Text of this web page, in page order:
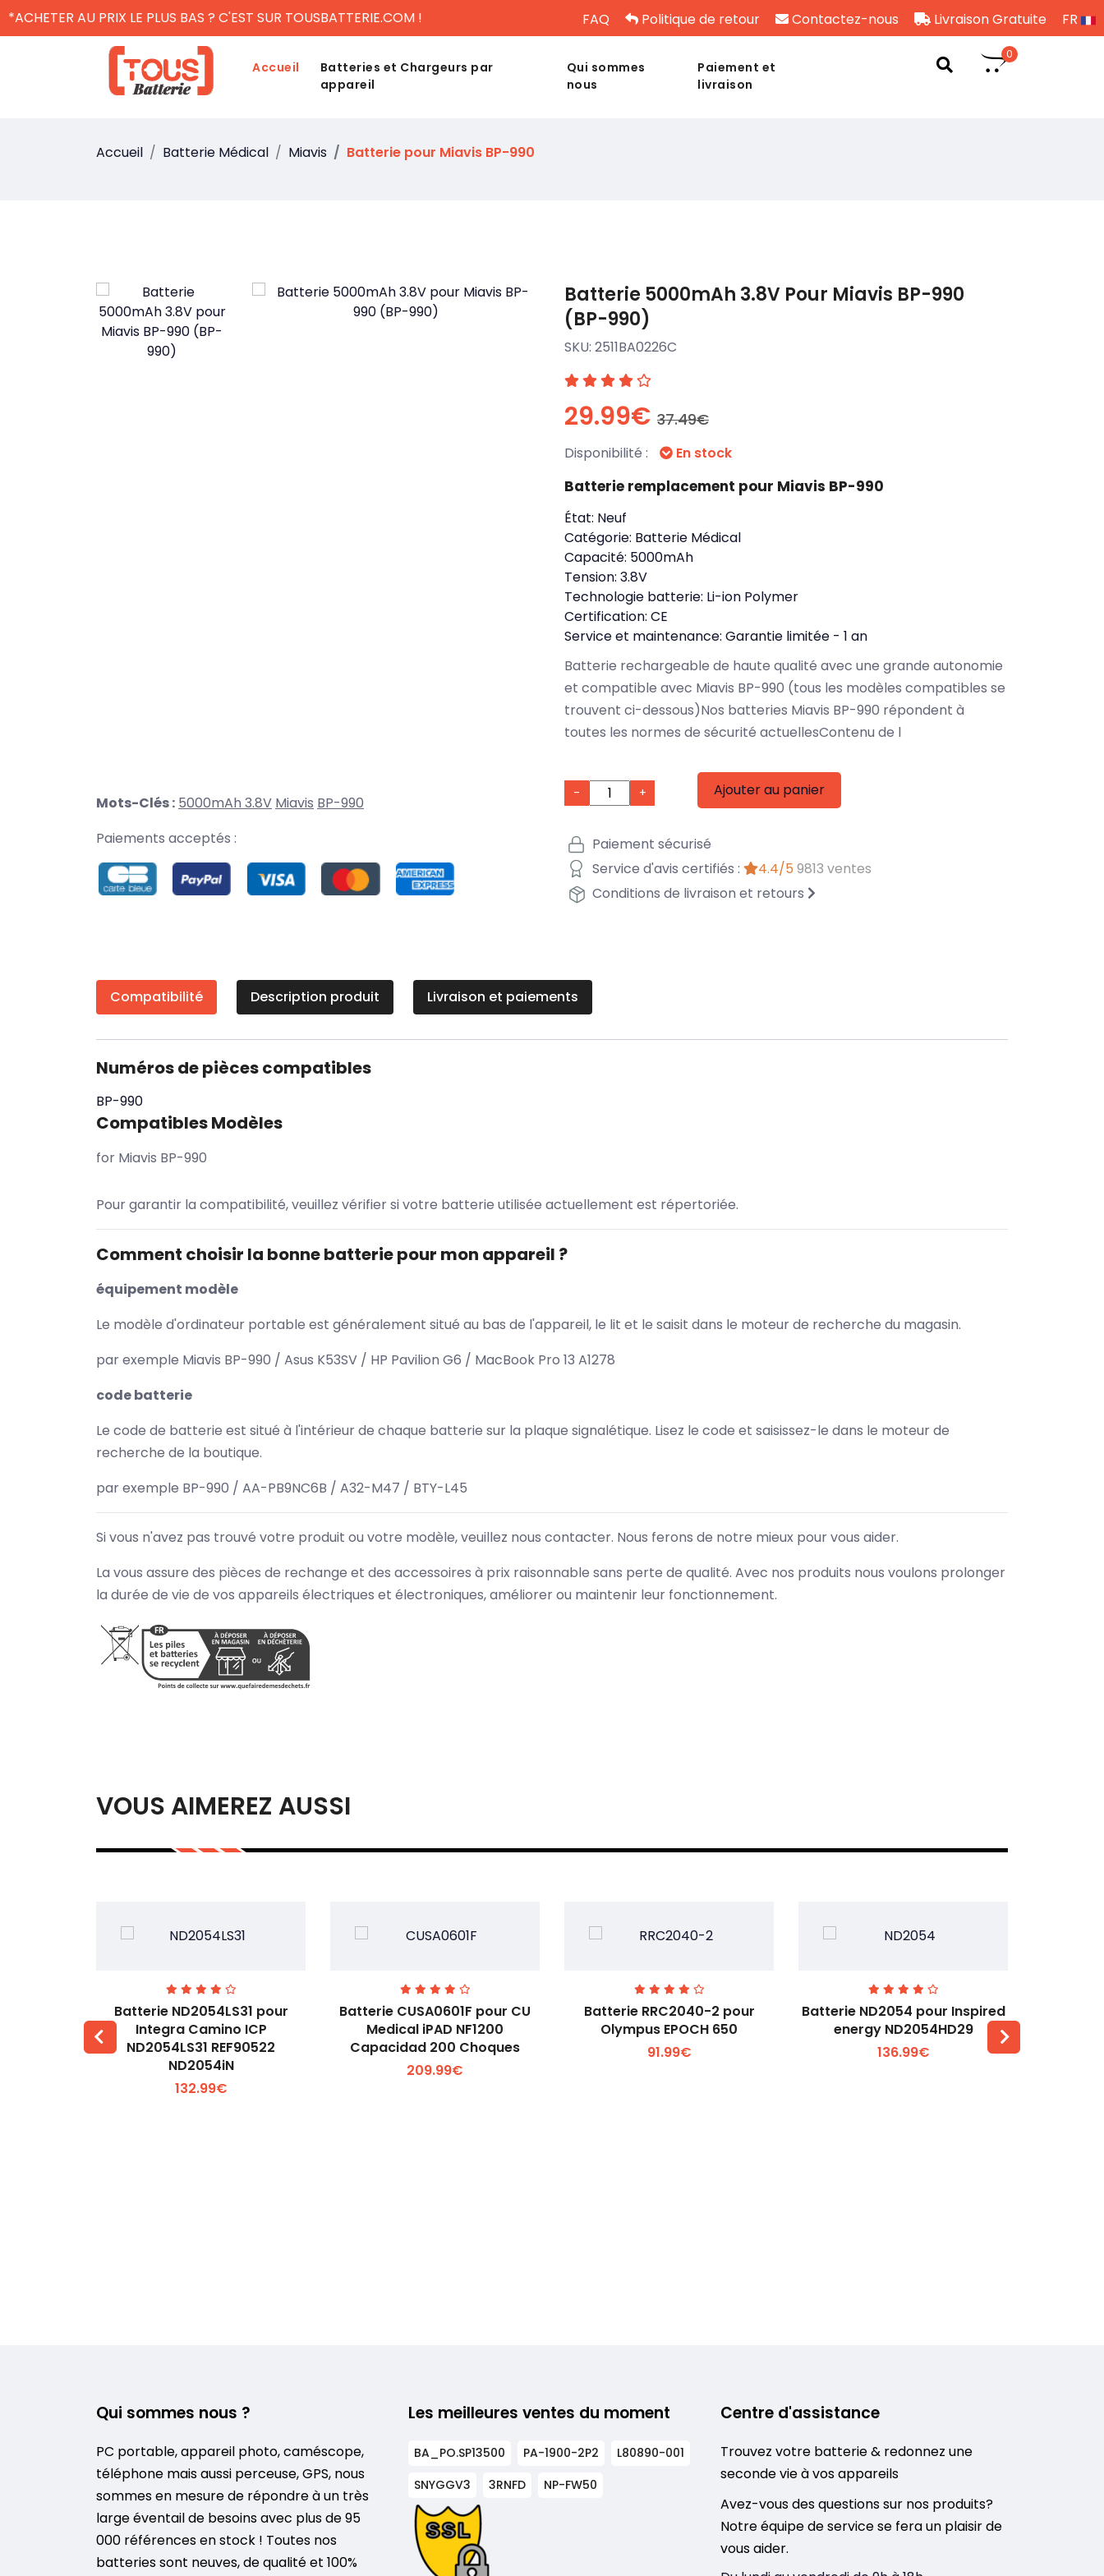
*ACHETER AU PRIX LE PLUS BAS ? C'EST SUR TOUSBATTERIE.COM ! FAQ Politique de retour Contactez-nous Livraison Gratuite FR
Accueil
Batteries et Chargeurs par
appareil
Qui sommes
nous
Paiement et
livraison
0
Accueil Batterie Médical Miavis Batterie pour Miavis BP-990
Mots-Clés : 5000mAh 3.8V Miavis BP-990
Paiements acceptés :
Batterie 5000mAh 3.8V Pour Miavis BP-990
(BP-990)
SKU: 2511BA0226C
29.99€ 37.49€
Disponibilité : En stock
Batterie remplacement pour Miavis BP-990
État: Neuf
Catégorie: Batterie Médical
Capacité: 5000mAh
Tension: 3.8V
Technologie batterie: Li-ion Polymer
Certification: CE
Service et maintenance: Garantie limitée - 1 an
Batterie rechargeable de haute qualité avec une grande autonomie
et compatible avec Miavis BP-990 (tous les modèles compatibles se
trouvent ci-dessous)Nos batteries Miavis BP-990 répondent à
toutes les normes de sécurité actuellesContenu de l
- + Ajouter au panier
Paiement sécurisé
Service d'avis certifiés :
4.4/5 9813 ventes
Conditions de livraison et retours
Compatibilité Description produit Livraison et paiements
Numéros de pièces compatibles
BP-990
Compatibles Modèles
for Miavis BP-990
Pour garantir la compatibilité, veuillez vérifier si votre batterie utilisée actuellement est répertoriée.
Comment choisir la bonne batterie pour mon appareil ?
équipement modèle
Le modèle d'ordinateur portable est généralement situé au bas de l'appareil, le lit et le saisit dans le moteur de recherche du magasin.
par exemple Miavis BP-990 / Asus K53SV / HP Pavilion G6 / MacBook Pro 13 A1278
code batterie
Le code de batterie est situé à l'intérieur de chaque batterie sur la plaque signalétique. Lisez le code et saisissez-le dans le moteur de
recherche de la boutique.
par exemple BP-990 / AA-PB9NC6B / A32-M47 / BTY-L45
Si vous n'avez pas trouvé votre produit ou votre modèle, veuillez nous contacter. Nous ferons de notre mieux pour vous aider.
La vous assure des pièces de rechange et des accessoires à prix raisonnable sans perte de qualité. Avec nos produits nous voulons prolonger
la durée de vie de vos appareils électriques et électroniques, améliorer ou maintenir leur fonctionnement.
VOUS AIMEREZ AUSSI
Voir plus +
Batterie ND2054LS31 pour
Integra Camino ICP
ND2054LS31 REF90522
ND2054iN
132.99€
Voir plus +
Batterie CUSA0601F pour CU
Medical iPAD NF1200
Capacidad 200 Choques
209.99€
Voir plus +
Batterie RRC2040-2 pour
Olympus EPOCH 650
91.99€
Voir plus +
Batterie ND2054 pour Inspired
energy ND2054HD29
136.99€
Qui sommes nous ?
PC portable, appareil photo, caméscope,
téléphone mais aussi perceuse, GPS, nous
sommes en mesure de répondre à un très
large éventail de besoins avec plus de 95
000 références en stock ! Toutes nos
batteries sont neuves, de qualité et 100%
Les meilleures ventes du moment
BA_PO.SP13500 PA-1900-2P2
L80890-001
SNYGGV3
3RNFD NP-FW50
Centre d'assistance
Trouvez votre batterie & redonnez une
seconde vie à vos appareils
Avez-vous des questions sur nos produits?
Notre équipe de service se fera un plaisir de
vous aider.